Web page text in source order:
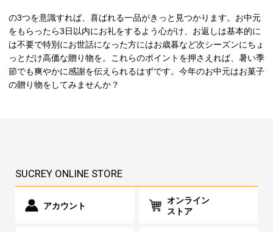
の3つを意識すれば、喜ばれる一品がきっと見つかります。お中元
をもらったら3日以内にお礼をするよう心がけ、お返しは基本的に
は不要で特別にお世話になった方にはお歳暮など次シーズンにちょ
っとだけ高価な贈り物を。これらのポイントを押さえれば、暑い季
節でも爽やかに感謝を伝えられるはずです。今年のお中元はお菓子
の贈り物をしてみませんか？
SUCREY ONLINE STORE
アカウント
オンライン
ストア